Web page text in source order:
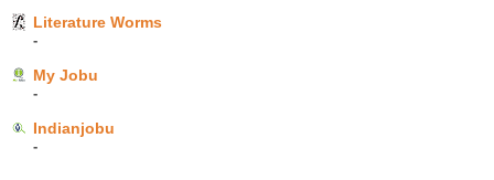
Literature Worms
-
My Jobu
-
Indianjobu
-